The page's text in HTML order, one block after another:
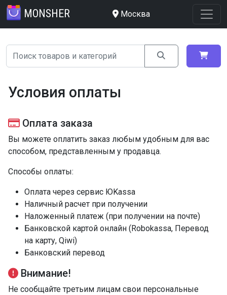
MONSHER Москва
Условия оплаты
Оплата заказа
Вы можете оплатить заказ любым удобным для вас
способом, представленным у продавца.
Способы оплаты:
Оплата через сервис ЮKassа
Наличный расчет при получении
Наложенный платеж (при получении на почте)
Банковской картой онлайн (Robokassa, Перевод
на карту, Qiwi)
Банковский перевод
Внимание!
Не сообщайте третьим лицам свои персональные